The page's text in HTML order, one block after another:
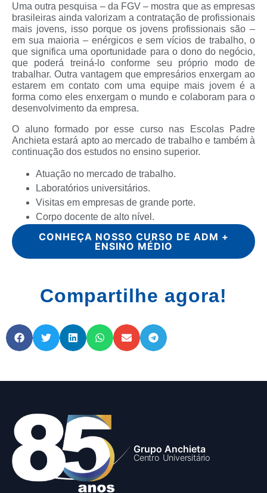
Uma outra pesquisa – da FGV – mostra que as empresas
brasileiras ainda valorizam a contratação de profissionais
mais jovens, isso porque os jovens profissionais são –
em sua maioria – enérgicos e sem vícios de trabalho, o
que significa uma oportunidade para o dono do negócio,
que poderá treiná-lo conforme seu próprio modo de
trabalhar. Outra vantagem que empresários enxergam ao
estarem em contato com uma equipe mais jovem é a
forma como eles enxergam o mundo e colaboram para o
desenvolvimento da empresa.
O aluno formado por esse curso nas Escolas Padre
Anchieta estará apto ao mercado de trabalho e também à
continuação dos estudos no ensino superior.
Atuação no mercado de trabalho.
Laboratórios universitários.
Visitas em empresas de grande porte.
Corpo docente de alto nível.
CONHEÇA NOSSO CURSO DE ADM +
ENSINO MÉDIO
Compartilhe agora!
Grupo Anchieta
Centro Universitário